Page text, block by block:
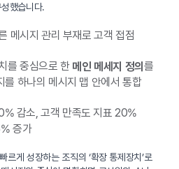
했습니다.
메시지 관리 부재로 고객 접점
를 중심으로 한 메인 메세지 정의 를
를 하나의 메시지 맵 안에서 통합
감소, 고객 만족도 지표 20%
증가
르게 성장하는 조직의 ‘확장 통제장치’로